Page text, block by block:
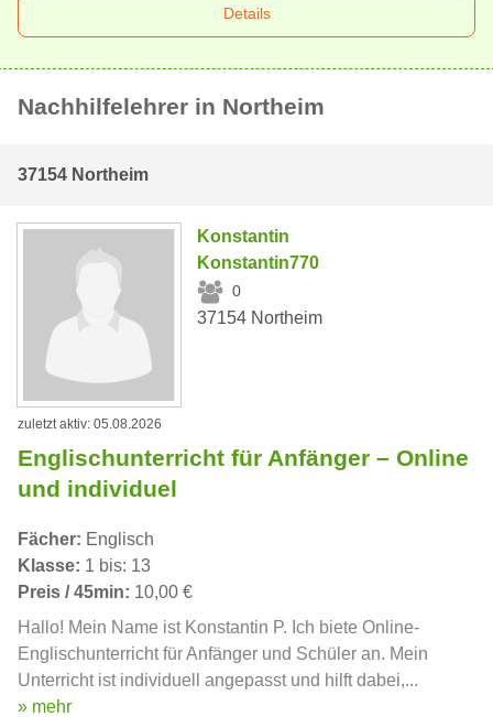
Details
Nachhilfelehrer in Northeim
37154 Northeim
Konstantin
Konstantin770
0
37154 Northeim
zuletzt aktiv: 05.08.2026
Englischunterricht für Anfänger – Online
und individuel
Fächer: Englisch
Klasse: 1 bis: 13
Preis / 45min: 10,00 €
Hallo! Mein Name ist Konstantin P. Ich biete Online-
Englischunterricht für Anfänger und Schüler an. Mein
Unterricht ist individuell angepasst und hilft dabei,...
» mehr